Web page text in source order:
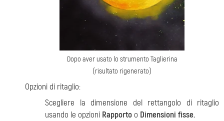
Dopo aver usato lo strumento Taglierina
(risultato rigenerato)
Opzioni di ritaglio:
Scegliere la dimensione del rettangolo di ritaglio
usando le opzioni Rapporto o Dimensioni fisse.